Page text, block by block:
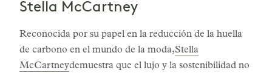
Stella McCartney
Reconocida por su papel en la reducción de la huella
de carbono en el mundo de la moda,Stella
McCartneydemuestra que el lujo y la sostenibilidad no